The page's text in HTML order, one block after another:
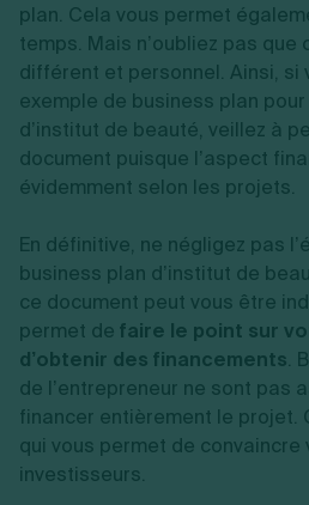
plan. Cela vous permet
temps. Mais n’oubliez pas
différent et personnel. Ainsi, si
exemple de business plan
d’institut de beauté, veillez à
document puisque l’aspect
évidemment selon les projets.
En définitive, ne négligez pas
business plan d’institut de
ce document peut vous être
permet de faire le point sur
d’obtenir des financements.
de l’entrepreneur ne sont pas
financer entièrement le projet.
qui vous permet de convaincre
investisseurs.